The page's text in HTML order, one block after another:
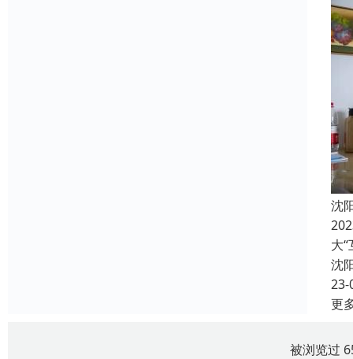
沈
大
沈
23-
更
被浏览过